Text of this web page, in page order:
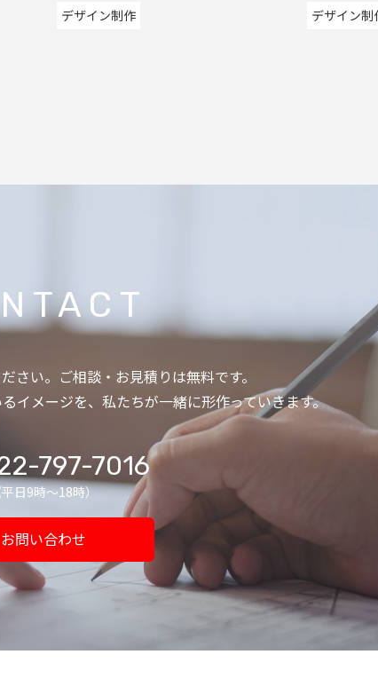
デザイン制作 デザイン制
さい。ご相談・お見積りは無料です。
イメージを、私たちが一緒に形作っていきます。
797-7016
平日9時〜18時）
お問い合わせ